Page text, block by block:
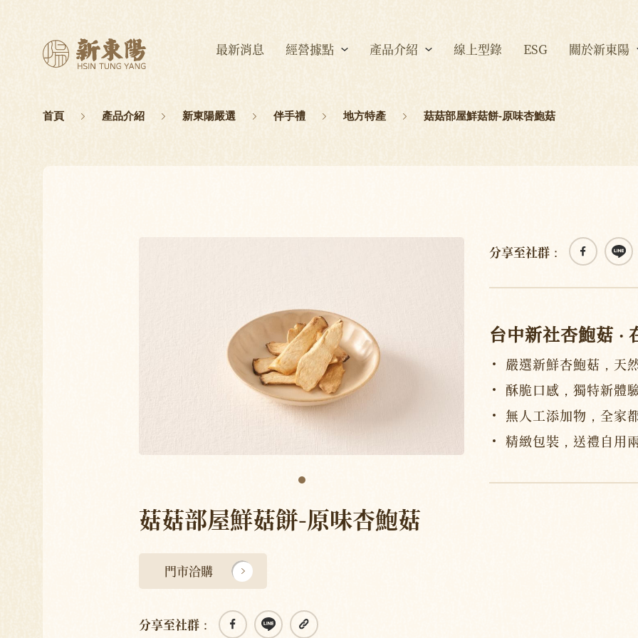
最新消息 經營據點 產品介紹 線上型錄 ESG 關於新東陽
首頁 產品介紹 新東陽嚴選 伴手禮 地方特產 菇菇部屋鮮菇餅-原味杏鮑菇
菇菇部屋鮮菇餅-原味杏鮑菇
門市洽購
分享至社群：
分享至社群：
台中新社杏鮑菇 ‧
嚴選新鮮杏鮑菇，天
酥脆口感，獨特新體
無人工添加物，全家
精緻包裝，送禮自用